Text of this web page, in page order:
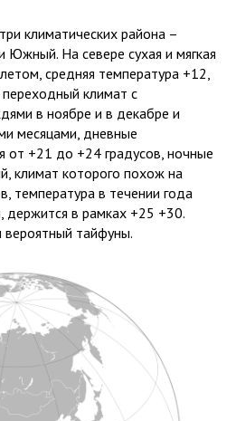
климатических района –
Южный. На севере сухая и мягкая
средняя температура +12,
климат с
в ноябре и в декабре и
месяцами, дневные
от +21 до +24 градусов, ночные
климат которого похож на
температура в течении года
держится в рамках +25 +30.
тайфуны.